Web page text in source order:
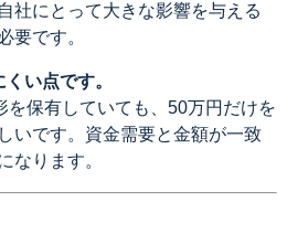
社にとって大きな影響を与える
要です。
い点です。
を保有していても、50万円だけを
いです。資金需要と金額が一致
なります。